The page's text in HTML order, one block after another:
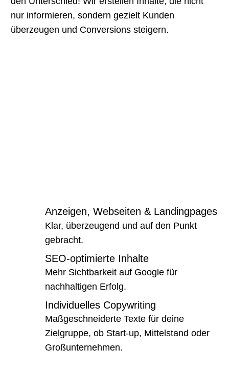
nur informieren, sondern gezielt Kunden
überzeugen und Conversions steigern.
Anzeigen, Webseiten & Landingpages
Klar, überzeugend und auf den Punkt
gebracht.
SEO-optimierte Inhalte
Mehr Sichtbarkeit auf Google für
nachhaltigen Erfolg.
Individuelles Copywriting
Maßgeschneiderte Texte für deine
Zielgruppe, ob Start-up, Mittelstand oder
Großunternehmen.